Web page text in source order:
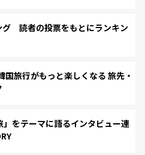
グ 読者の投票をもとにランキン
旅行がもっと楽しくなる 旅先・
をテーマに語るインタビュー連